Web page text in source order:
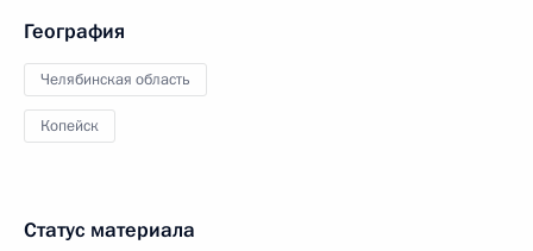
География
Челябинская область
Копейск
Статус материала